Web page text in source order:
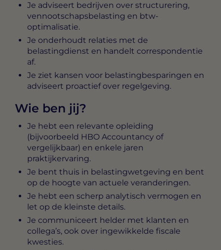
Je adviseert bedrijven over structurering,
vennootschapsbelasting en btw-
optimalisatie.
Je onderhoudt relaties met de
belastingdienst en handelt correspondentie
af.
Je ziet kansen voor belastingbesparingen en
adviseert proactief over regelgeving.
Wie ben jij?
Je hebt een relevante opleiding
(bijvoorbeeld HBO Accountancy of
vergelijkbaar) en enkele jaren
praktijkervaring.
Je bent thuis in belastingwetgeving en bent
op de hoogte van actuele veranderingen.
Je hebt een scherp analytisch vermogen en
let op de kleinste details.
Je communiceert helder met klanten en
collega’s, ook over ingewikkelde fiscale
kwesties.